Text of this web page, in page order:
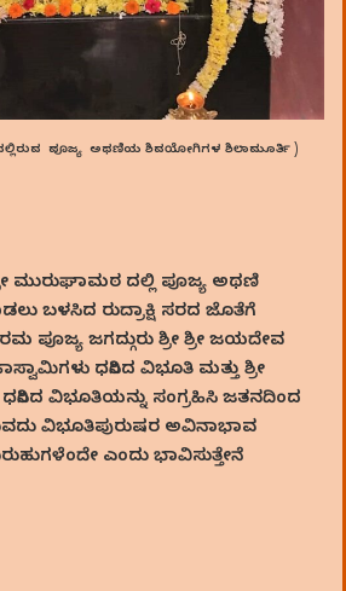
ಪೂಜ್ಯ ಅಥಣಿಯ ಶಿವಯೋಗಿಗಳ ಶಿಲಾಮೂರ್ತಿ )
ಮುರುಘಾಮಠ ದಲ್ಲಿ ಪೂಜ್ಯ ಅಥಣಿ
ಬಳಸಿದ ರುದ್ರಾಕ್ಷಿ ಸರದ ಜೊತೆಗೆ
ಪೂಜ್ಯ ಜಗದ್ಗುರು ಶ್ರೀ ಶ್ರೀ ಜಯದೇವ
ಧರಿಸಿದ ವಿಭೂತಿ ಮತ್ತು ಶ್ರೀ
ವಿಭೂತಿಯನ್ನು ಸಂಗ್ರಹಿಸಿ ಜತನದಿಂದ
ವಿಭೂತಿಪುರುಷರ ಅವಿನಾಭಾವ
ಎಂದು ಭಾವಿಸುತ್ತೇನೆ